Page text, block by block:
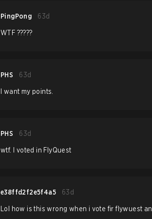
PingPong 63d
WTF ?????
PHS 63d
I want my points.
PHS 63d
wtf. I voted in FlyQuest
e38ffd2f2e5f4a5 63d
Lol how is this wrong when i vote fir flywuest